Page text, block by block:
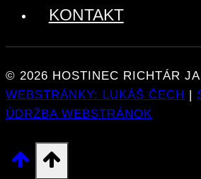
KONTAKT
© 2026 HOSTINEC RICHTÁR
WEBSTRÁNKY: LUKÁŠ ČECH
ÚDRŽBA WEBSTRÁNOK